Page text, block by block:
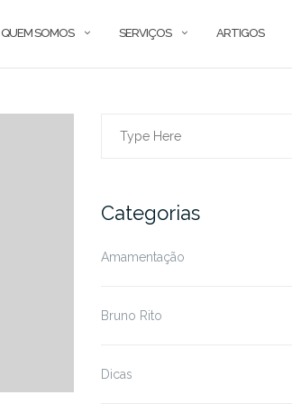
QUEM SOMOS SERVIÇOS ARTIGOS
Search
Categorias
Amamentação
Bruno Rito
Dicas